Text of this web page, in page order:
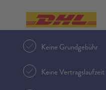
Keine Grundgebühr
Keine Vertragslaufzeit